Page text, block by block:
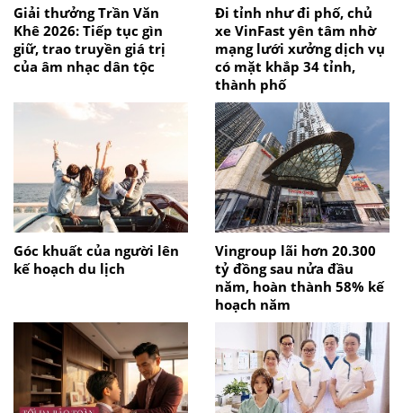
Giải thưởng Trần Văn
Khê 2026: Tiếp tục gìn
giữ, trao truyền giá trị
của âm nhạc dân tộc
Đi tỉnh như đi phố, chủ
xe VinFast yên tâm nhờ
mạng lưới xưởng dịch vụ
có mặt khắp 34 tỉnh,
thành phố
Góc khuất của người lên
kế hoạch du lịch
Vingroup lãi hơn 20.300
tỷ đồng sau nửa đầu
năm, hoàn thành 58% kế
hoạch năm